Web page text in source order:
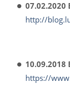
07.02.2020
http://
https://